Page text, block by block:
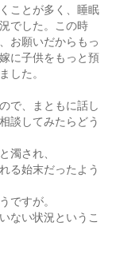
ことが多く、睡眠
でした。この時
お願いだからもっ
に子供をもっと預
した。
で、まともに話し
談してみたらどう
され、
る始末だったよう
ですが。
ない状況というこ